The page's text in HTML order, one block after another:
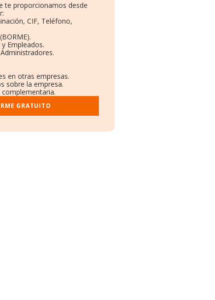
te proporcionamos desde
CIF, Teléfono,
Empleados.
en otras empresas.
sobre la empresa.
GRATUITO